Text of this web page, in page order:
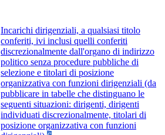
Incarichi dirigenziali, a qualsiasi titolo
conferiti, ivi inclusi quelli conferiti
discrezionalmente dall'organo di indirizzo
politico senza procedure pubbliche di
selezione e titolari di posizione
organizzativa con funzioni dirigenziali (da
pubblicare in tabelle che distinguano le
seguenti situazioni: dirigenti, dirigenti
individuati discrezionalmente, titolari di
posizione organizzativa con funzioni